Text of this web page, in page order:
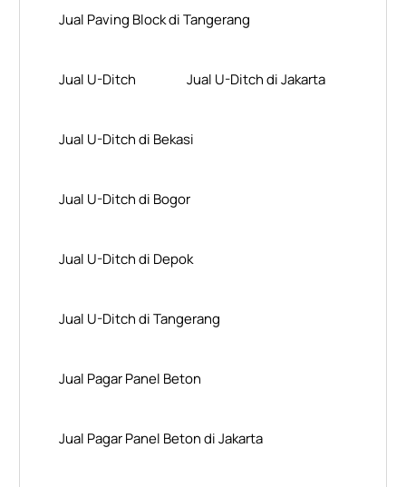
Jual Paving Block di Tangerang
Jual U-Ditch Jual U-Ditch di Jakarta
Jual U-Ditch di Bekasi
Jual U-Ditch di Bogor
Jual U-Ditch di Depok
Jual U-Ditch di Tangerang
Jual Pagar Panel Beton
Jual Pagar Panel Beton di Jakarta